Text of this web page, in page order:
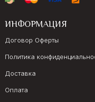
ИНФОРМАЦИЯ
Договор Оферты
Политика
Доставка
Оплата